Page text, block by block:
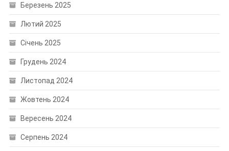
Березень 2025
Лютий 2025
Січень 2025
Грудень 2024
Листопад 2024
Жовтень 2024
Вересень 2024
Серпень 2024